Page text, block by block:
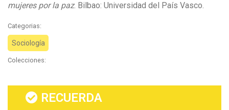
mujeres por la paz. Bilbao: Universidad del País Vasco.
Categorias:
Sociología
Colecciones:
RECUERDA